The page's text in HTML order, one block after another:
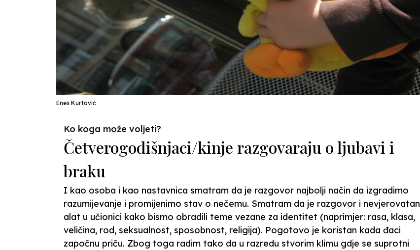
Enes Kurtović
Ko koga može voljeti?
Četverogodišnjaci/kinje razgovaraju o ljubavi i
braku
I kao osoba i kao nastavnica smatram da je razgovor najbolji način da izgradimo
razumijevanje i promijenimo stav o nečemu. Smatram da je razgovor i nevjerovatan
alat u učionici kako bismo obradili teme vezane za identitet (naprimjer: rasa, klasa,
veličina, rod, seksualnost, sposobnost, religija). Pogotovo je koristan kada đaci
započnu priču. Zbog toga radim tako da u razredu stvorim klimu gdje se suprotni